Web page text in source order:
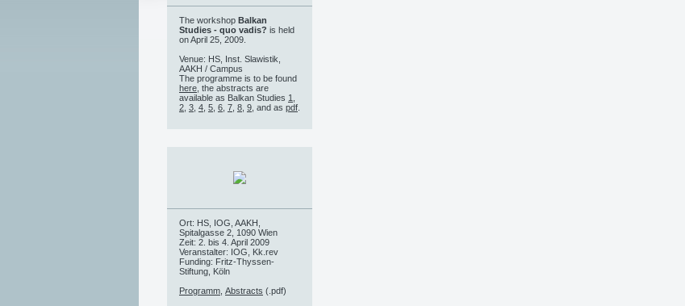
The workshop Balkan
Studies - quo vadis? is held
on April 25, 2009.
Venue: HS, Inst. Slawistik,
AAKH / Campus
The programme is to be found
here , the abstracts are
available as Balkan Studies 1
2 3 4 5 6 7 8 9 , and as pdf
Ort: HS, IOG, AAKH,
Spitalgasse 2, 1090 Wien
Zeit: 2. bis 4. April 2009
Veranstalter: IOG, Kk.rev
Funding: Fritz-Thyssen-
Stiftung, Köln
Programm Abstracts (.pdf)